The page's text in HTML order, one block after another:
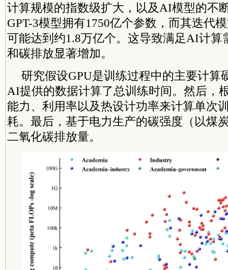
计算规模的指数级扩大，以及AI模型的不
GPT-3模型拥有1750亿个参数，而其迭代
可能达到约1.8万亿个。这导致满足AI计算
和碳排放显著增加。
研究假设GPU是训练过程中的主要计算
AI提供的数据计算了总训练时间。然后，
能力、利用率以及热设计功率来计算单次
耗。最后，基于电力生产的碳强度（以煤
二氧化碳排放量。